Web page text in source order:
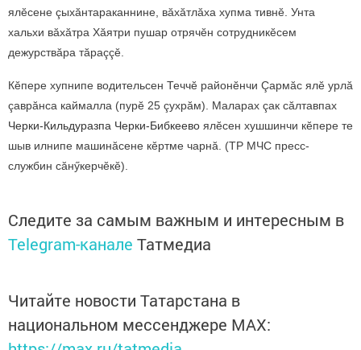
ялӗсене çыхăнтараканнине, вăхăтлăха хупма тивнӗ. Унта
хальхи вăхăтра Хăятри пушар отрячӗн сотрудникӗсем
дежурствăра тăраççӗ.
Кӗпере хупнипе водительсен Теччӗ районӗнчи Çармăс ялӗ урлă
çаврăнса каймалла (пурӗ 25 çухрăм). Маларах çак сăлтавпах
Черки-Кильдуразпа Черки-Бибкеево ялӗсен хушшинчи кӗпере те
шыв илнипе машинăсене кӗртме чарнă. (ТР МЧС пресс-
службин сăнӳкерчӗкӗ).
Следите за самым важным и интересным в
Telegram-канале Татмедиа
Читайте новости Татарстана в
национальном мессенджере MАХ: